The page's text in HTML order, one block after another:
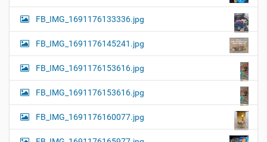
FB_IMG_1691176133336.jpg
FB_IMG_1691176145241.jpg
FB_IMG_1691176153616.jpg
FB_IMG_1691176153616.jpg
FB_IMG_1691176160077.jpg